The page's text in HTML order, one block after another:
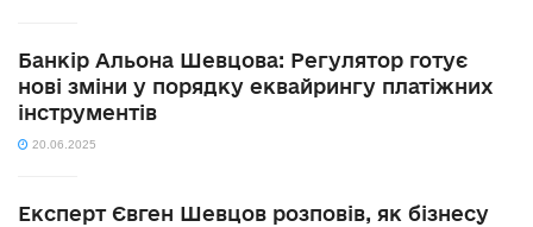
Банкір Альона Шевцова: Регулятор готує
нові зміни у порядку еквайрингу платіжних
інструментів
20.06.2025
Експерт Євген Шевцов розповів, як бізнесу